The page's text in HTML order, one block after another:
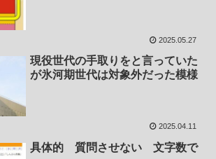
2025.05.27
現役世代の手取りをと言っていた
が氷河期世代は対象外だった模様
2025.04.11
具体的 質問させない 文字数で